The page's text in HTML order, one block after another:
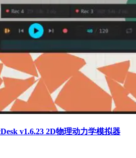
v1.6.23 2D物理动力学模拟器